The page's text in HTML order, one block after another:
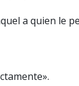
a quien le